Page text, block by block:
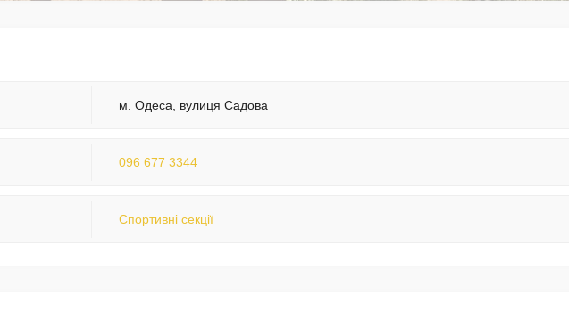
м. Одеса, вулиця Садова
096 677 3344
Спортивні секції